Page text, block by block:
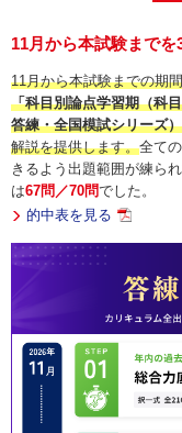
11月から本試験まで
11月から本試験までの期
「科目別論点学習期（科
答練・全国模試シリーズ
解説を提供します。全て
きるよう出題範囲が練ら
は67問／70問でした。
的中表を見る